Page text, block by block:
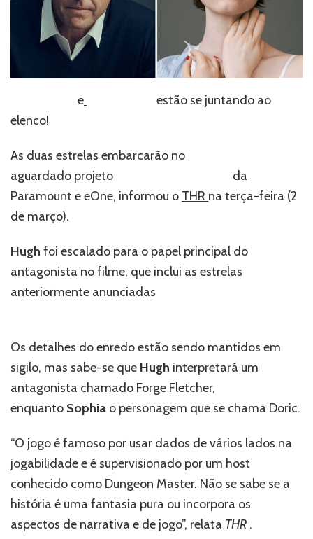
do
filme
‘Dungeons
&
e
estão se juntando ao
elenco!
As duas estrelas embarcarão no
aguardado projeto
da
Paramount e eOne, informou o THR na terça-feira (2
de março).
Hugh foi escalado para o papel principal do
antagonista no filme, que inclui as estrelas
anteriormente anunciadas
Os detalhes do enredo estão sendo mantidos em
sigilo, mas sabe-se que Hugh interpretará um
antagonista chamado Forge Fletcher,
enquanto Sophia o personagem que se chama Doric.
“O jogo é famoso por usar dados de vários lados na
jogabilidade e é supervisionado por um host
conhecido como Dungeon Master. Não se sabe se a
história é uma fantasia pura ou incorpora os
aspectos de narrativa e de jogo”, relata THR .